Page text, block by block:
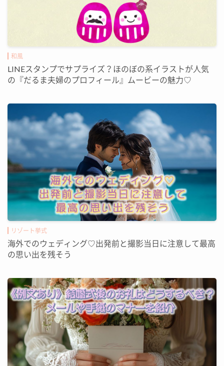
和風
LINEスタンプでサプライズ？ほのぼの系イラストが人気
の『だるま夫婦のプロフィール』ムービーの魅力♡
リゾート挙式
海外でのウェディング♡出発前と撮影当日に注意して最高
の思い出を残そう